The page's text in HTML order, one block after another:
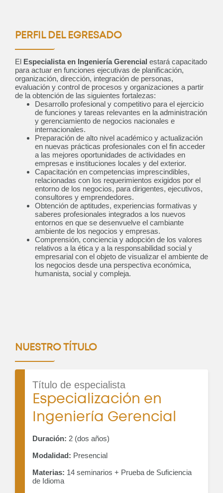
PERFIL DEL EGRESADO
El Especialista en Ingeniería Gerencial estará capacitado
para actuar en funciones ejecutivas de planificación,
organización, dirección, integración de personas,
evaluación y control de procesos y organizaciones a partir
de la obtención de las siguientes fortalezas:
Desarrollo profesional y competitivo para el ejercicio
de funciones y tareas relevantes en la administración
y gerenciamiento de negocios nacionales e
internacionales.
Preparación de alto nivel académico y actualización
en nuevas prácticas profesionales con el fin acceder
a las mejores oportunidades de actividades en
empresas e instituciones locales y del exterior.
Capacitación en competencias imprescindibles,
relacionadas con los requerimientos exigidos por el
entorno de los negocios, para dirigentes, ejecutivos,
consultores y emprendedores.
Obtención de aptitudes, experiencias formativas y
saberes profesionales integrados a los nuevos
entornos en que se desenvuelve el cambiante
ambiente de los negocios y empresas.
Comprensión, conciencia y adopción de los valores
relativos a la ética y a la responsabilidad social y
empresarial con el objeto de visualizar el ambiente de
los negocios desde una perspectiva económica,
humanista, social y compleja.
NUESTRO TÍTULO
Título de especialista
Especialización en
Ingeniería Gerencial
Duración: 2 (dos años)
Modalidad: Presencial
Materias: 14 seminarios + Prueba de Suficiencia
de Idioma